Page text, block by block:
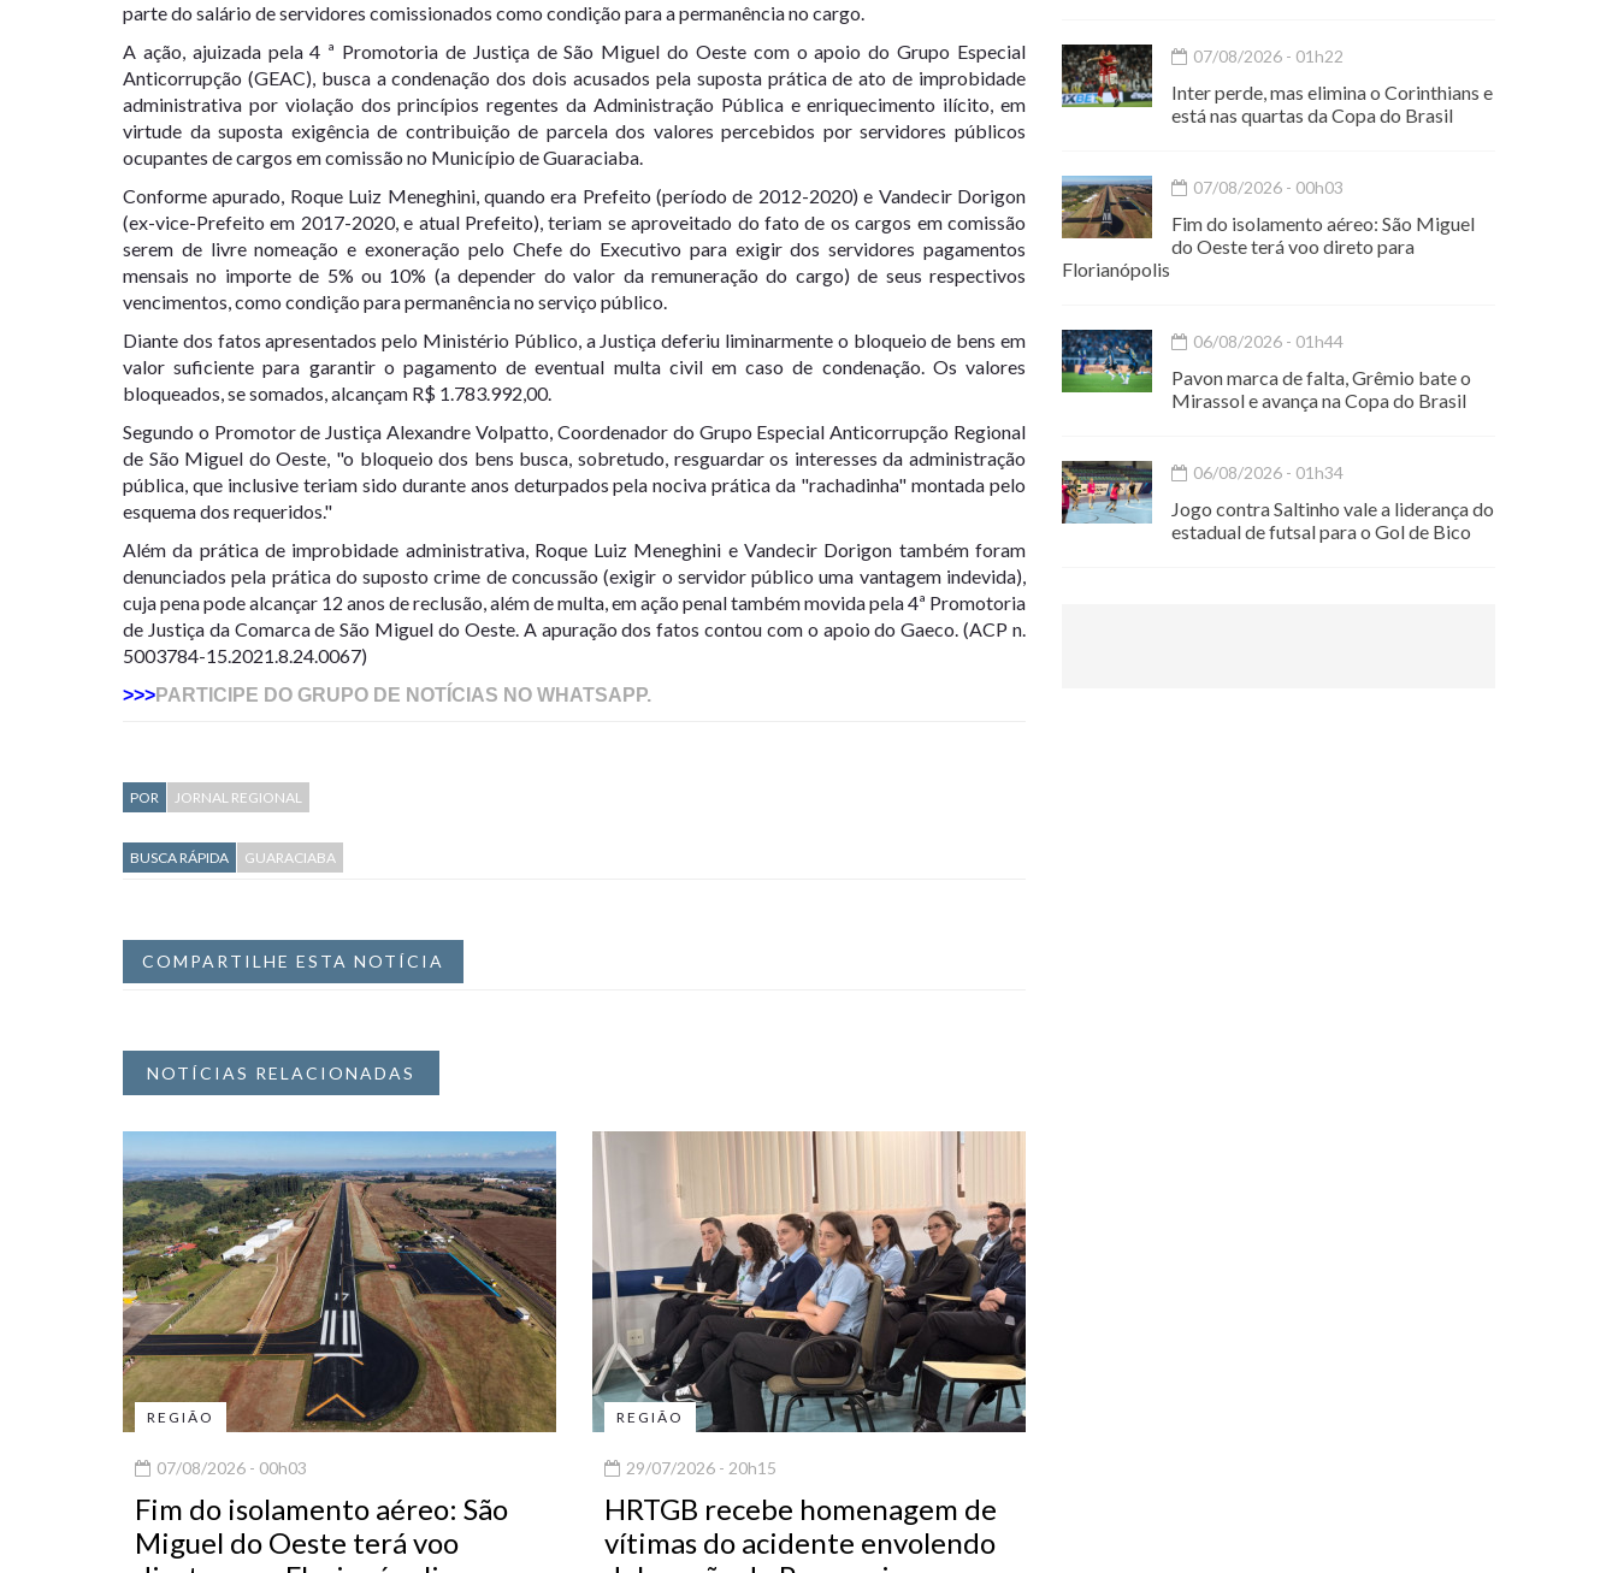
parte do salário de servidores comissionados como condição para a permanência no cargo.
A ação, ajuizada pela 4 ª Promotoria de Justiça de São Miguel do Oeste com o apoio do Grupo Especial
Anticorrupção (GEAC), busca a condenação dos dois acusados pela suposta prática de ato de improbidade
administrativa por violação dos princípios regentes da Administração Pública e enriquecimento ilícito, em
virtude da suposta exigência de contribuição de parcela dos valores percebidos por servidores públicos
ocupantes de cargos em comissão no Município de Guaraciaba.
Conforme apurado, Roque Luiz Meneghini, quando era Prefeito (período de 2012-2020) e Vandecir Dorigon
(ex-vice-Prefeito em 2017-2020, e atual Prefeito), teriam se aproveitado do fato de os cargos em comissão
serem de livre nomeação e exoneração pelo Chefe do Executivo para exigir dos servidores pagamentos
mensais no importe de 5% ou 10% (a depender do valor da remuneração do cargo) de seus respectivos
vencimentos, como condição para permanência no serviço público.
Diante dos fatos apresentados pelo Ministério Público, a Justiça deferiu liminarmente o bloqueio de bens em
valor suficiente para garantir o pagamento de eventual multa civil em caso de condenação. Os valores
bloqueados, se somados, alcançam R$ 1.783.992,00.
Segundo o Promotor de Justiça Alexandre Volpatto, Coordenador do Grupo Especial Anticorrupção Regional
de São Miguel do Oeste, "o bloqueio dos bens busca, sobretudo, resguardar os interesses da administração
pública, que inclusive teriam sido durante anos deturpados pela nociva prática da "rachadinha" montada pelo
esquema dos requeridos."
Além da prática de improbidade administrativa, Roque Luiz Meneghini e Vandecir Dorigon também foram
denunciados pela prática do suposto crime de concussão (exigir o servidor público uma vantagem indevida),
cuja pena pode alcançar 12 anos de reclusão, além de multa, em ação penal também movida pela 4ª Promotoria
de Justiça da Comarca de São Miguel do Oeste. A apuração dos fatos contou com o apoio do Gaeco. (ACP n.
5003784-15.2021.8.24.0067)
>>>PARTICIPE DO GRUPO DE NOTÍCIAS NO WHATSAPP.
POR JORNAL REGIONAL
BUSCA RÁPIDA GUARACIABA
COMPARTILHE ESTA NOTÍCIA
NOTÍCIAS RELACIONADAS
REGIÃO
07/08/2026 - 00h03
Fim do isolamento aéreo: São
Miguel do Oeste terá voo
REGIÃO
29/07/2026 - 20h15
HRTGB recebe homenagem de
vítimas do acidente envolendo
07/08/2026 - 01h22
Inter perde, mas elimina o Corinthians e
está nas quartas da Copa do Brasil
07/08/2026 - 00h03
Fim do isolamento aéreo: São Miguel
do Oeste terá voo direto para
Florianópolis
06/08/2026 - 01h44
Pavon marca de falta, Grêmio bate o
Mirassol e avança na Copa do Brasil
06/08/2026 - 01h34
Jogo contra Saltinho vale a liderança do
estadual de futsal para o Gol de Bico